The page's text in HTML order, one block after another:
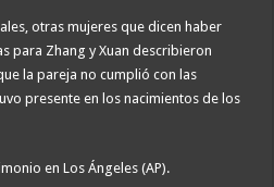
otras mujeres que dicen haber
para Zhang y Xuan describieron
la pareja no cumplió con las
presente en los nacimientos de los
en Los Ángeles (AP).